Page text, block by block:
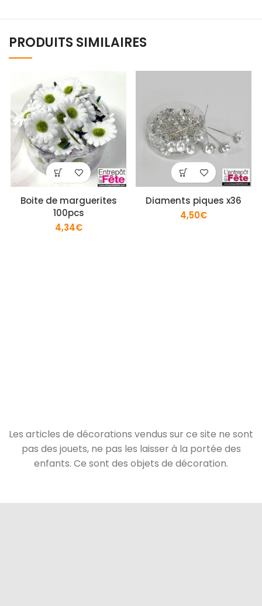
PRODUITS SIMILAIRES
Boite de marguerites
100pcs
4,34€
Diaments piques x36
4,50€
Les articles de décorations vendus sur ce site ne sont
pas des jouets, ne pas les laisser à la portée des
enfants. Ce sont des objets de décoration.